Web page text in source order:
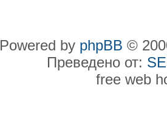
Powered by phpBB ©
Преведено от:
free web